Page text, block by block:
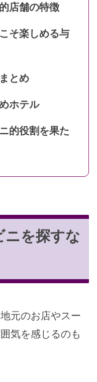
店舗の特徴
そ楽しめる与
とめ
ホテル
的役割を果た
ニを探すな
元のお店やスー
気を感じるのも